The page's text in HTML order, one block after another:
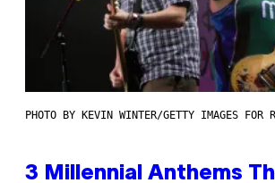
PHOTO BY KEVIN WINTER/GETTY IMAGES FOR
3 Millennial Anthems